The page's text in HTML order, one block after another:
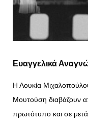
Ευαγγελικά
Η Λουκία
Μουτούση διαβάζουν
πρωτότυπο και σε